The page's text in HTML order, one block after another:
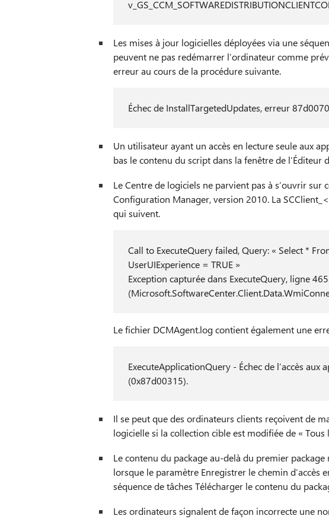
Les mises à jour logicielles déployées via une
peuvent ne pas redémarrer l’ordinateur comme
erreur au cours de la procédure suivante.
Échec de InstallTargetedUpdates, erreur
Un utilisateur ayant un accès en lecture seule aux
bas le contenu du script dans la fenêtre de l’Éditeur
Le Centre de logiciels ne parvient pas à s’ouvrir sur
Configuration Manager, version 2010. La
qui suivent.
Call to ExecuteQuery failed, Query: « Select *
UserUIExperience = TRUE »
Exception capturée dans ExecuteQuery, ligne
Le fichier DCMAgent.log contient également une
ExecuteApplicationQuery - Échec de l’accès
(0x87d00315).
Il se peut que des ordinateurs clients reçoivent de
logicielle si la collection cible est modifiée de «
Le contenu du package au-delà du premier
lorsque le paramètre Enregistrer le chemin d’accès
séquence de tâches Télécharger le contenu du
Les ordinateurs signalent de façon incorrecte une